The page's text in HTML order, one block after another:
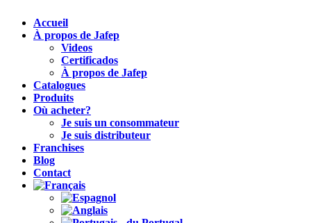
Accueil
À propos de Jafep
Videos
Certificados
À propos de Jafep
Catalogues
Produits
Où acheter?
Je suis un consommateur
Je suis distributeur
Franchises
Blog
Contact